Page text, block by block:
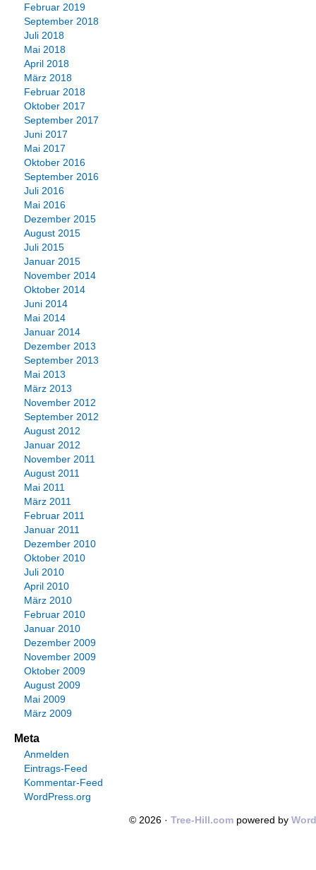
Februar 2019
September 2018
Juli 2018
Mai 2018
April 2018
März 2018
Februar 2018
Oktober 2017
September 2017
Juni 2017
Mai 2017
Oktober 2016
September 2016
Juli 2016
Mai 2016
Dezember 2015
August 2015
Juli 2015
Januar 2015
November 2014
Oktober 2014
Juni 2014
Mai 2014
Januar 2014
Dezember 2013
September 2013
Mai 2013
März 2013
November 2012
September 2012
August 2012
Januar 2012
November 2011
August 2011
Mai 2011
März 2011
Februar 2011
Januar 2011
Dezember 2010
Oktober 2010
Juli 2010
April 2010
März 2010
Februar 2010
Januar 2010
Dezember 2009
November 2009
Oktober 2009
August 2009
Mai 2009
März 2009
Meta
Anmelden
Eintrags-Feed
Kommentar-Feed
WordPress.org
© 2026 · Tree-Hill.compowered by